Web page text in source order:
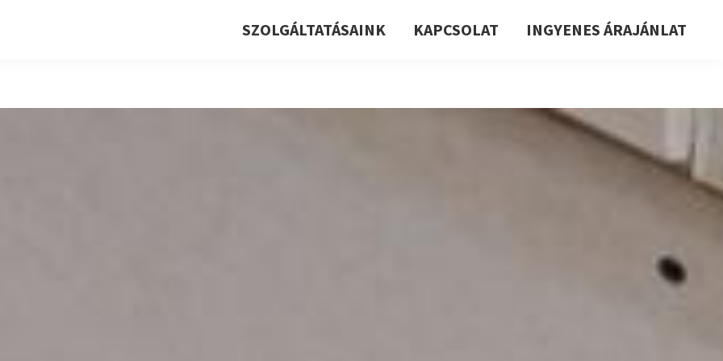
SZOLGÁLTATÁSAINK KAPCSOLAT INGYENES ÁRAJÁNLAT